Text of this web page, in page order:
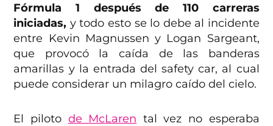
Fórmula 1 después de 110 carreras
iniciadas, y todo esto se lo debe al incidente
entre Kevin Magnussen y Logan Sargeant,
que provocó la caída de las banderas
amarillas y la entrada del safety car, al cual
puede considerar un milagro caído del cielo.
El piloto de McLaren tal vez no esperaba